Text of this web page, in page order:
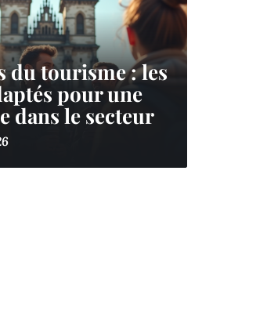
du tourisme : les
pour une
dans le secteur